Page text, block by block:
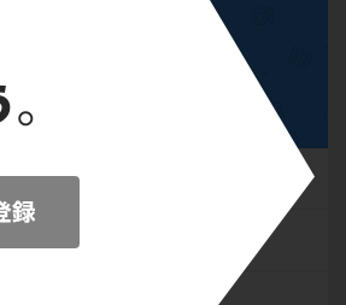
明
と方程式